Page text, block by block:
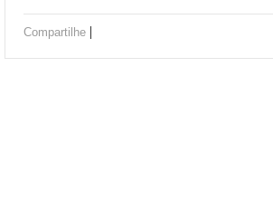
Compartilhe |